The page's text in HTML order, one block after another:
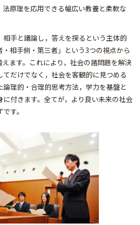
原理を応用できる幅広い教養と柔軟な
相手と議論し，答えを探るという主体的
相手側・第三者」という3つの視点から
ます。これにより，社会の諸問題を解決
だけでなく，社会を客観的に見つめる
論理的・合理的思考方法，学力を基盤と
に付きます。全てが，より良い未来の社会
す。